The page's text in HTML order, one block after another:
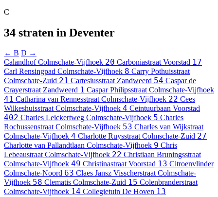
C
34 straten in Deventer
← B D →
Calandhof Colmschate-Vijfhoek 20 Carboniastraat Voorstad 17
Carl Rensingpad Colmschate-Vijfhoek 8 Carry Pothuisstraat
Colmschate-Zuid 21 Cartesiusstraat Zandweerd 54 Caspar de
Crayerstraat Zandweerd 1 Caspar Philipsstraat Colmschate-Vijfhoek
41 Catharina van Rennesstraat Colmschate-Vijfhoek 22 Cees
Wilkeshuisstraat Colmschate-Vijfhoek 4 Ceintuurbaan Voorstad
402 Charles Leickertweg Colmschate-Vijfhoek 5 Charles
Rochussenstraat Colmschate-Vijfhoek 53 Charles van Wijkstraat
Colmschate-Vijfhoek 4 Charlotte Ruysstraat Colmschate-Zuid 27
Charlotte van Pallandtlaan Colmschate-Vijfhoek 9 Chris
Lebeaustraat Colmschate-Vijfhoek 22 Christiaan Bruningsstraat
Colmschate-Vijfhoek 49 Christinastraat Voorstad 13 Citroenvlinder
Colmschate-Noord 63 Claes Jansz Visscherstraat Colmschate-
Vijfhoek 58 Clematis Colmschate-Zuid 15 Colenbranderstraat
Colmschate-Vijfhoek 14 Collegietuin De Hoven 13